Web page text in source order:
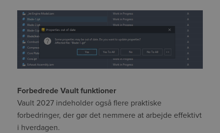
Forbedrede Vault funktioner
Vault 2027 indeholder også flere praktiske
forbedringer, der gør det nemmere at arbejde effektivt
i hverdagen.